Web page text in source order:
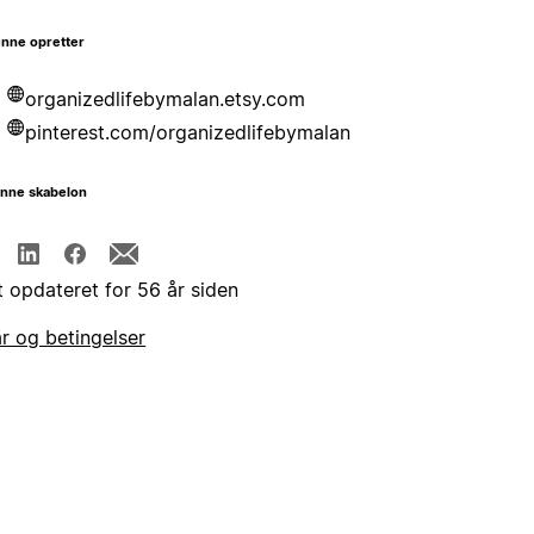
opretter
organizedlifebymalan.etsy.com
pinterest.com/organizedlifebymalan
skabelon
opdateret for 56 år siden
og betingelser